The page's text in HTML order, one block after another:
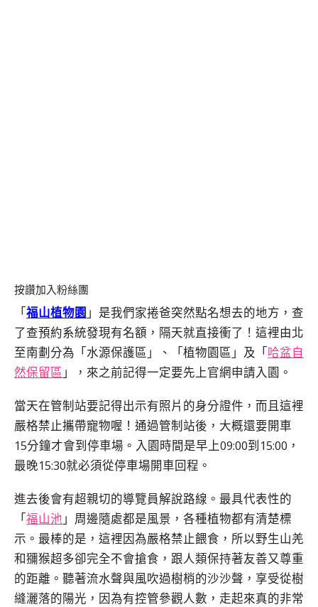
按讚加入粉絲團
「福山植物園 」是我們家捲爸突然點名想去的地方，查
了查預約系統發現有名額，隔天就直接衝了！這裡由北
至南劃分為「水源保護區」、「植物園區」及「哈盆自
然保留區 」，來之前記得一定要先上官網申請入園。
當天在管制站要記得出示有照片的身分證件，而且這裡
嚴格禁止攜帶寵物喔！通過管制站後，大概還要開車
15分鐘才會到停車場。入園時間是早上09:00到15:00，
最晚15:30就必須從停車場開車回程。
進去後會有超親切的導覽員解說路線。最具代表性的
「福山池 」周邊隨處都是風景，各種植物都有清楚標
示。最棒的是，這裡因為嚴格禁止餵食，所以野生山羌
和獼猴超多卻完全不會搶食，跟人類保持著友善又尊重
的距離。聽著流水聲與風吹過樹梢的沙沙聲，享受從樹
縫灑落的陽光，因為有控管參觀人數，走起來真的非常